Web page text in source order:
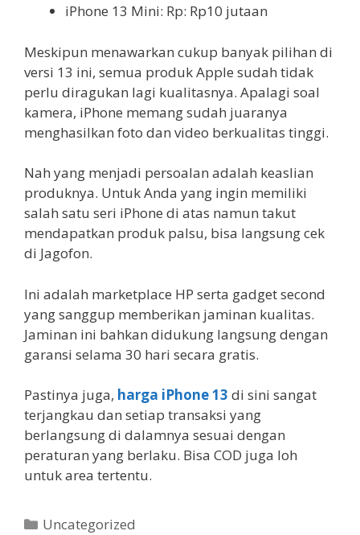
iPhone 13 Mini: Rp: Rp10 jutaan
Meskipun menawarkan cukup banyak pilihan di
versi 13 ini, semua produk Apple sudah tidak
perlu diragukan lagi kualitasnya. Apalagi soal
kamera, iPhone memang sudah juaranya
menghasilkan foto dan video berkualitas tinggi.
Nah yang menjadi persoalan adalah keaslian
produknya. Untuk Anda yang ingin memiliki
salah satu seri iPhone di atas namun takut
mendapatkan produk palsu, bisa langsung cek
di Jagofon.
Ini adalah marketplace HP serta gadget second
yang sanggup memberikan jaminan kualitas.
Jaminan ini bahkan didukung langsung dengan
garansi selama 30 hari secara gratis.
Pastinya juga, harga iPhone 13 di sini sangat
terjangkau dan setiap transaksi yang
berlangsung di dalamnya sesuai dengan
peraturan yang berlaku. Bisa COD juga loh
untuk area tertentu.
Kategori
Uncategorized